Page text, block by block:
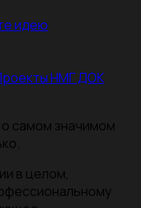
идею
НМГ ДОК
самом значимом
в целом,